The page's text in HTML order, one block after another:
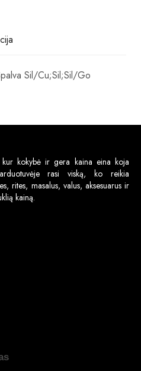
Sil/Cu;Sil;Sil/Go
kokybė ir gera kaina eina koja
rasi viską, ko reikia
rites, masalus, valus, aksesuarus ir
kainą.